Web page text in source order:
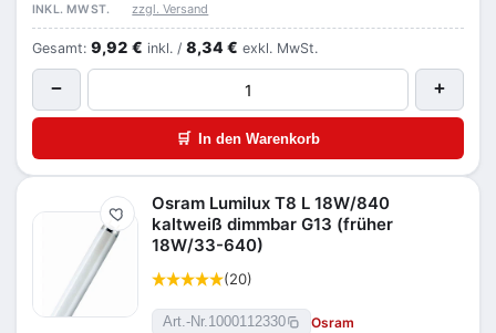
INKL. MWST. zzgl. Versand
Gesamt: 9,92 € inkl. / 8,34 € exkl. MwSt.
− +
🛒 In den Warenkorb
Merken
Osram Lumilux T8 L 18W/840
kaltweiß dimmbar G13 (früher
18W/33-640)
(20)
Art.-Nr.1000112330 Osram